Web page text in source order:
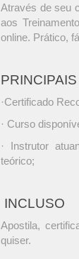
Através de seu
aos
online. Prático,
·Certificado
· Curso
· Instrutor
teórico;
INCLUSO
Apostila,
quiser.